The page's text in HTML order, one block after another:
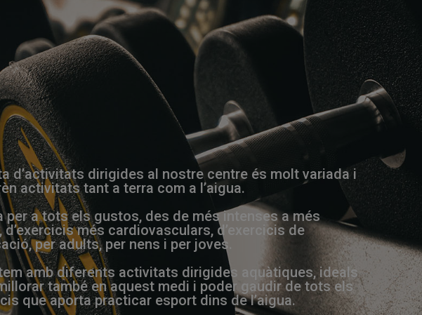
d’activitats dirigides al nostre centre és molt variada i
activitats tant a terra com a l’aigua.
per a tots els gustos, des de més intenses a més
d’exercicis més cardiovasculars, d’exercicis de
per adults, per nens i per joves.
amb diferents activitats dirigides aquàtiques, ideals
també en aquest medi i poder gaudir de tots els
que aporta practicar esport dins de l’aigua.